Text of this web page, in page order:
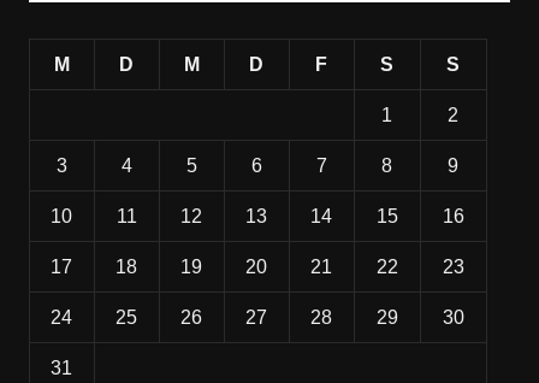
M D M D F S S
1 2
3 4 5 6 7 8 9
10 11 12 13 14 15 16
17 18 19 20 21 22 23
24 25 26 27 28 29 30
31